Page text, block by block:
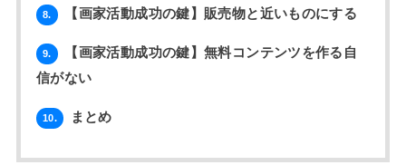
8. 【画家活動成功の鍵】販売物と近いものにする
9.
【画家活動成功の鍵】無料コンテンツを作る自
信がない
10. まとめ